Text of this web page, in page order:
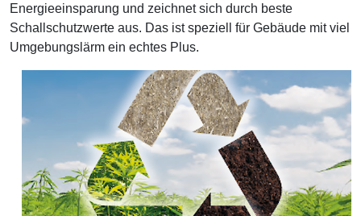
Energieeinsparung und zeichnet sich durch beste
Schallschutzwerte aus. Das ist speziell für Gebäude mit viel
Umgebungslärm ein echtes Plus.